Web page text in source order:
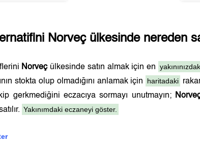
Norveçülkesinde nereden
Norveçülkesinde satın almak için en
stokta olup olmadığını anlamak için haritadaki
gerkmediğini eczacıya sormayı unutmayın;
Yakınımdaki eczaneyi göster.